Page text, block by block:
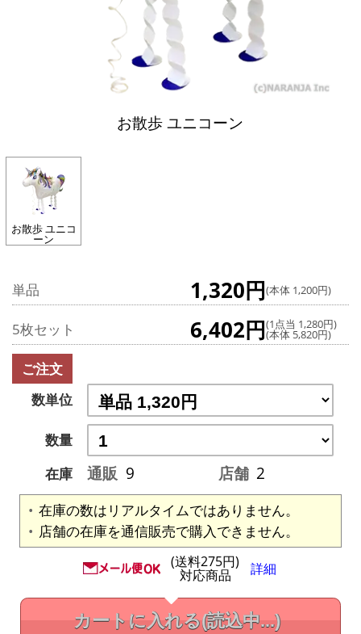
お散歩 ユニコーン
お散歩 ユニコ
ーン
単品 1,320円(本体 1,200円)
5枚セット 6,402円(1点当 1,280円)
(本体 5,820円)
ご注文
数単位
数量
在庫
通販 9 店舗 2
在庫の数はリアルタイムではありません。
店舗の在庫を通信販売で購入できません。
(送料275円)
対応商品 詳細
カートに入れる(読込中...)